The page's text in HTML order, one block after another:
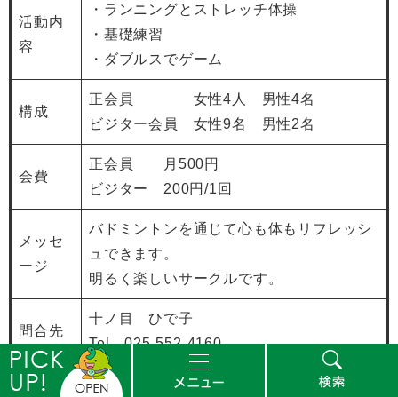
活動内
容
・ランニングとストレッチ体操
・基礎練習
・ダブルスでゲーム
構成
正会員 女性4人 男性4名
ビジター会員 女性9名 男性2名
会費
正会員 月500円
ビジター 200円/1回
メッセ
ージ
バドミントンを通じて心も体もリフレッシ
ュできます。
明るく楽しいサークルです。
問合先
十ノ目 ひで子
Tel 025-552-4160